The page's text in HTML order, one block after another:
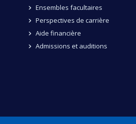
Ensembles facultaires
Perspectives de carrière
Aide financière
Admissions et auditions